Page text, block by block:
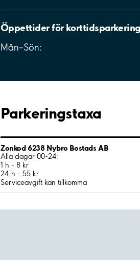
Öppettider för korttidsparkering
Mån–Sön:
Parkeringstaxa
Zonkod 6238 Nybro Bostads AB
Alla dagar 00-24:
1 h - 8 kr
24 h - 55 kr
Serviceavgift kan tillkomma